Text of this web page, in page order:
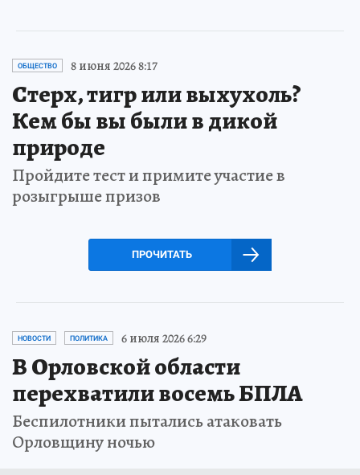
ОБЩЕСТВО 8 июня 2026 8:17
Стерх, тигр или выхухоль?
Кем бы вы были в дикой
природе
Пройдите тест и примите участие в
розыгрыше призов
ПРОЧИТАТЬ
НОВОСТИ ПОЛИТИКА 6 июля 2026 6:29
В Орловской области
перехватили восемь БПЛА
Беспилотники пытались атаковать
Орловщину ночью